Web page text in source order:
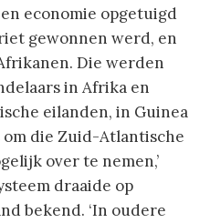
economie opgetuigd
gewonnen werd, en
Die werden
in Afrika en
eilanden, in Guinea
om die Zuid-Atlantische
over te nemen,’
draaide op
bekend. ‘In oudere